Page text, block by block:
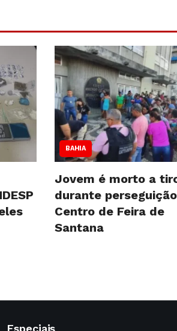
BAHIA
Jovem é morto a
durante
Centro de Feira de
Santana
Especiais